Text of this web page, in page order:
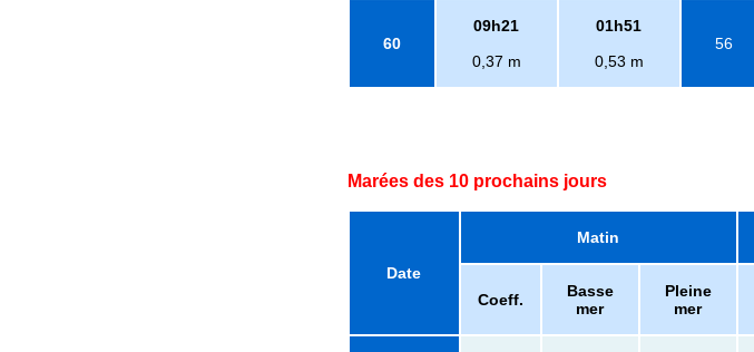
60
09h21
0,37 m
01h51
0,53 m
56
Marées des 10 prochains jours
Date
Matin
Coeff.
Basse
mer
Pleine
mer